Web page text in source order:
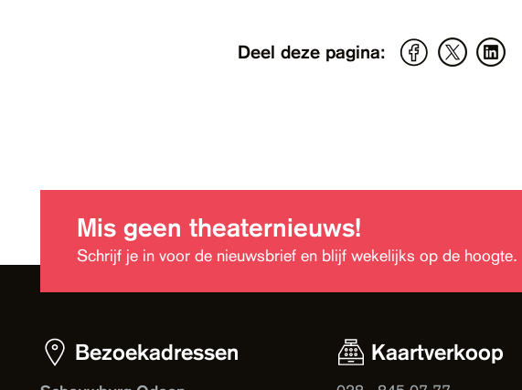
Deel deze pagina:
Mis geen theaternieuws!
Schrijf je in voor de nieuwsbrief en blijf wekelijks op de hoogte.
Bezoekadressen Kaartverkoop